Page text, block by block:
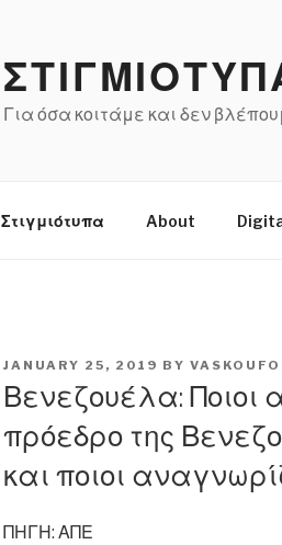
Για όσα κοιτάμε και δεν
Στιγμιότυπα About
POSTED
JANUARY 25, 2019 BY
Βενεζουέλα: Ποιοι
πρόεδρο της
και ποιοι
ΠΗΓΗ: ΑΠΕ